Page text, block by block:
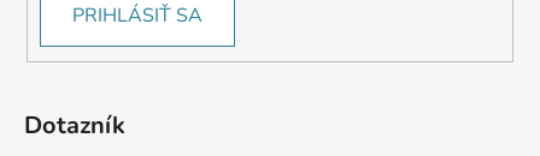
PRIHLÁSIŤ SA
Dotazník